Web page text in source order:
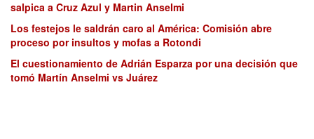
salpica a Cruz Azul y Martin Anselmi
Los festejos le saldrán caro al América: Comisión abre
proceso por insultos y mofas a Rotondi
El cuestionamiento de Adrián Esparza por una decisión que
tomó Martín Anselmi vs Juárez